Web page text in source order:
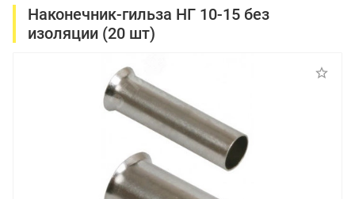
к
т
Наконечник-гильза НГ 10-15 без
изоляции (20 шт)